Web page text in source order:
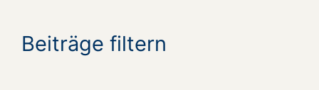
Beiträge filtern